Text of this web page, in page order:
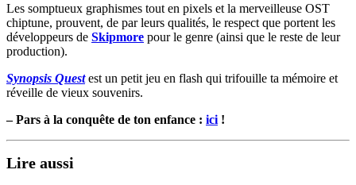
Les somptueux graphismes tout en pixels et la merveilleuse OST
chiptune, prouvent, de par leurs qualités, le respect que portent les
développeurs de Skipmore pour le genre (ainsi que le reste de leur
production).
Synopsis Quest est un petit jeu en flash qui trifouille ta mémoire et
réveille de vieux souvenirs.
– Pars à la conquête de ton enfance : ici !
Lire aussi